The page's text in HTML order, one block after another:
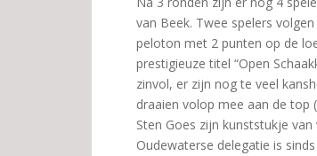
van Beek. Twee spelers
peloton met 2 punten op de
prestigieuze titel “Open
zinvol, er zijn nog te veel
draaien volop mee aan de top
Sten Goes zijn kunststukje
Oudewaterse delegatie is